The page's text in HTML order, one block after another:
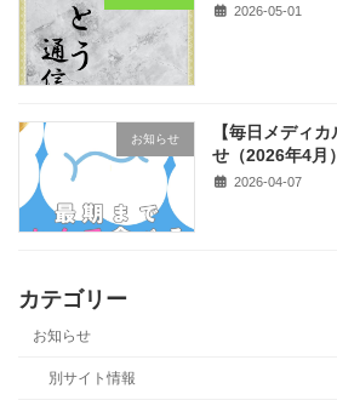
2026-05-01
お知らせ
【毎日メディ
せ（2026年4月）
2026-04-07
カテゴリー
お知らせ
別サイト情報